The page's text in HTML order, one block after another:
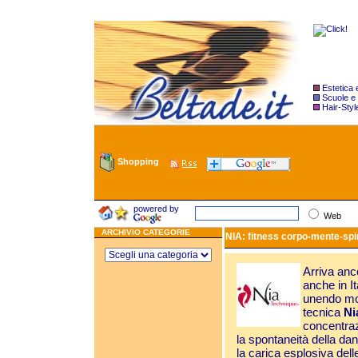
Estetica
Scuole e
Hair-
Shopping
powered by
Web
ARCHIVIO CATEGORIE NIA: fitness corpo-mente-
Arriva
anche in
unendo
tecnica
la spontaneità della
la carica esplosiva